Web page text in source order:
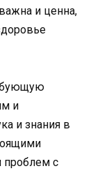
и ценна,
и
и знания в
проблем с